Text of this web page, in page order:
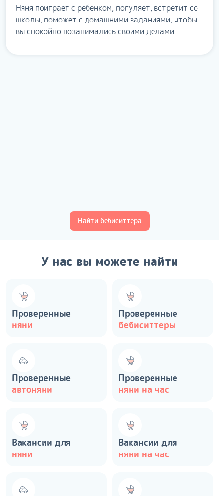
Няня поиграет с ребенком, погуляет, встретит со
школы, поможет с домашними заданиями, чтобы
вы спокойно позанимались своими делами
Найти бебиситтера
У нас вы можете найти
Проверенные
няни
Проверенные
бебиситтеры
Проверенные
автоняни
Проверенные
няни на час
Вакансии для
няни
Вакансии для
няни на час